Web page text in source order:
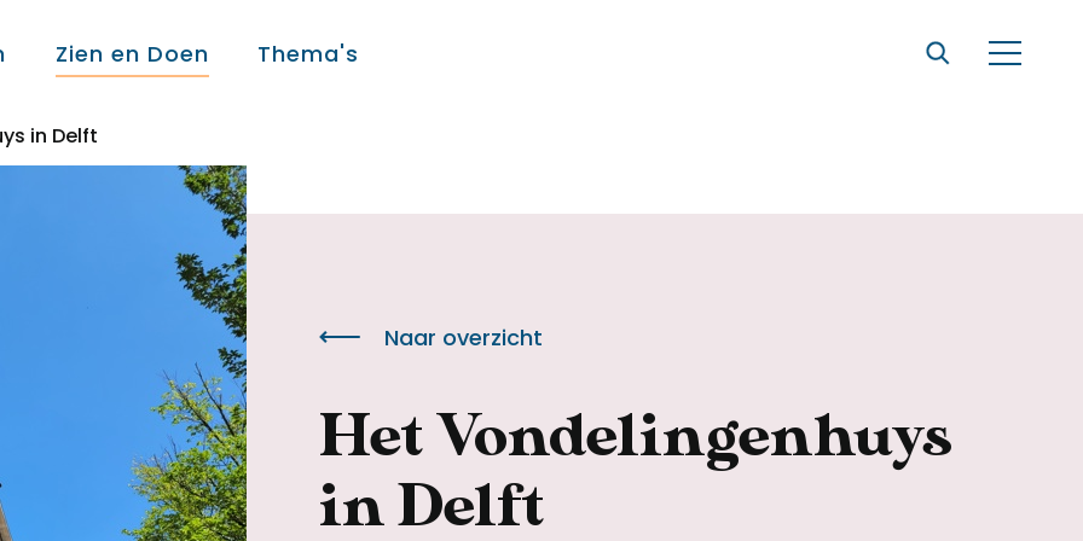
Zien en Doen Thema's
Over ons
Onderwijs
in Delft
Het Vondelingenhuys
in Delft
Naar overzicht